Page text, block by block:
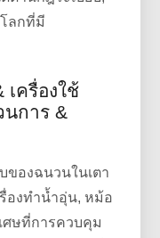
ลกที่มี
ครื่องใช้
การ &
ของฉนวนในเตา
รื่องทำน้ำอุ่น, หม้อ
ศษที่การควบคุม